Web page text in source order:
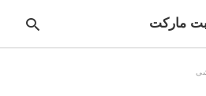
بت مارکت